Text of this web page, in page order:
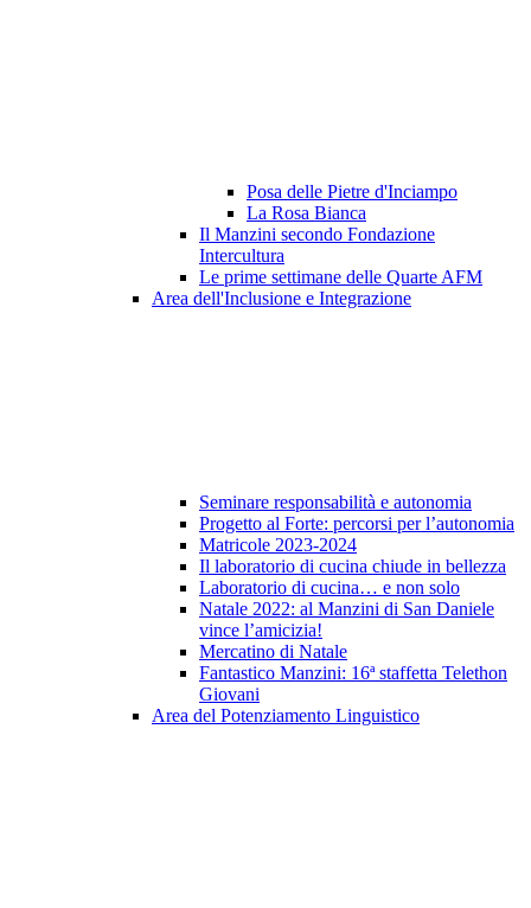
Posa delle Pietre d'Inciampo
La Rosa Bianca
Il Manzini secondo Fondazione
Intercultura
Le prime settimane delle Quarte AFM
Area dell'Inclusione e Integrazione
Seminare responsabilità e autonomia
Progetto al Forte: percorsi per l’autonomia
Matricole 2023-2024
Il laboratorio di cucina chiude in bellezza
Laboratorio di cucina… e non solo
Natale 2022: al Manzini di San Daniele
vince l’amicizia!
Mercatino di Natale
Fantastico Manzini: 16ª staffetta Telethon
Giovani
Area del Potenziamento Linguistico